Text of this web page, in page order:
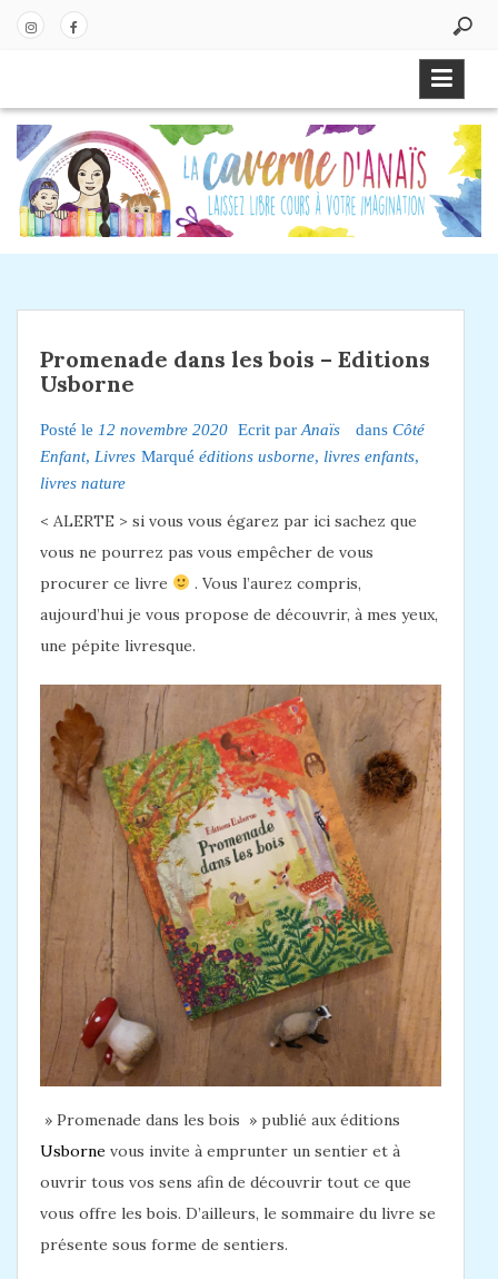
o
ag
ra
m
bo
ok
Promenade dans les bois – Editions
Usborne
Posté le 12 novembre 2020 Ecrit par Anaïs dans Côté
Enfant, Livres Marqué éditions usborne, livres enfants,
livres nature
< ALERTE > si vous vous égarez par ici sachez que
vous ne pourrez pas vous empêcher de vous
procurer ce livre
. Vous l’aurez compris,
aujourd’hui je vous propose de découvrir, à mes yeux,
une pépite livresque.
» Promenade dans les bois » publié aux éditions
Usborne vous invite à emprunter un sentier et à
ouvrir tous vos sens afin de découvrir tout ce que
vous offre les bois. D’ailleurs, le sommaire du livre se
présente sous forme de sentiers.